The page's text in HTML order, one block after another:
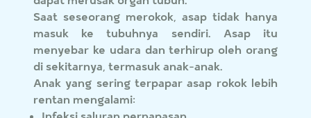
Saat seseorang merokok, asap tidak hanya
masuk ke tubuhnya sendiri. Asap itu
menyebar ke udara dan terhirup oleh orang
di sekitarnya, termasuk anak-anak.
Anak yang sering terpapar asap rokok lebih
rentan mengalami: